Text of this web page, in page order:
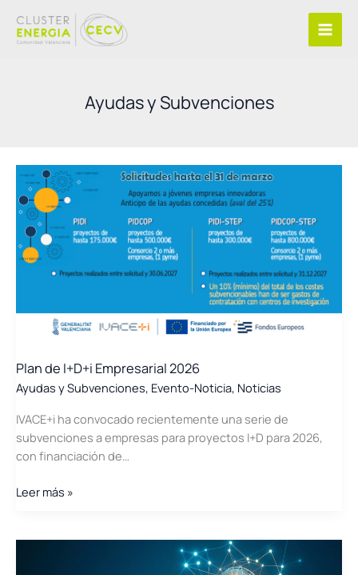
contenido
Ayudas y Subvenciones
Plan de I+D+i Empresarial 2026
Ayudas y Subvenciones, Evento-Noticia, Noticias
IVACE+i ha convocado recientemente una serie de
subvenciones a empresas para proyectos I+D para 2026,
con financiación de…
Plan
Leer más »